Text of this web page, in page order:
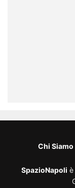
Chi Siamo
SpazioNapoli è